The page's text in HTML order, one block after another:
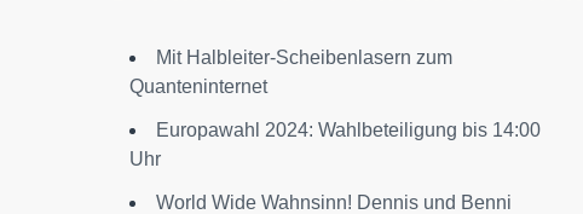
Mit Halbleiter-Scheibenlasern zum
Quanteninternet
Europawahl 2024: Wahlbeteiligung bis 14:00
Uhr
World Wide Wahnsinn! Dennis und Benni